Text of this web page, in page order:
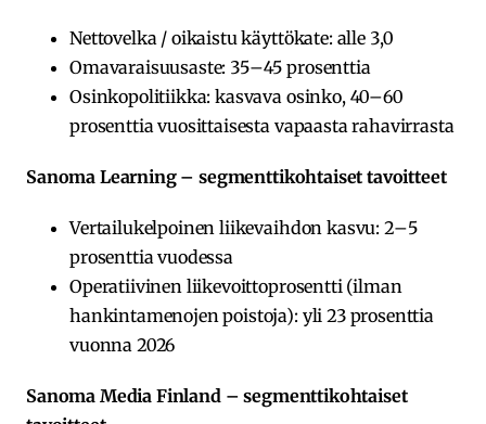
Nettovelka / oikaistu käyttökate: alle 3,0
Omavaraisuusaste: 35–45 prosenttia
Osinkopolitiikka: kasvava osinko, 40–60
prosenttia vuosittaisesta vapaasta rahavirrasta
Sanoma Learning – segmenttikohtaiset tavoitteet
Vertailukelpoinen liikevaihdon kasvu: 2–5
prosenttia vuodessa
Operatiivinen liikevoittoprosentti (ilman
hankintamenojen poistoja): yli 23 prosenttia
vuonna 2026
Sanoma Media Finland – segmenttikohtaiset